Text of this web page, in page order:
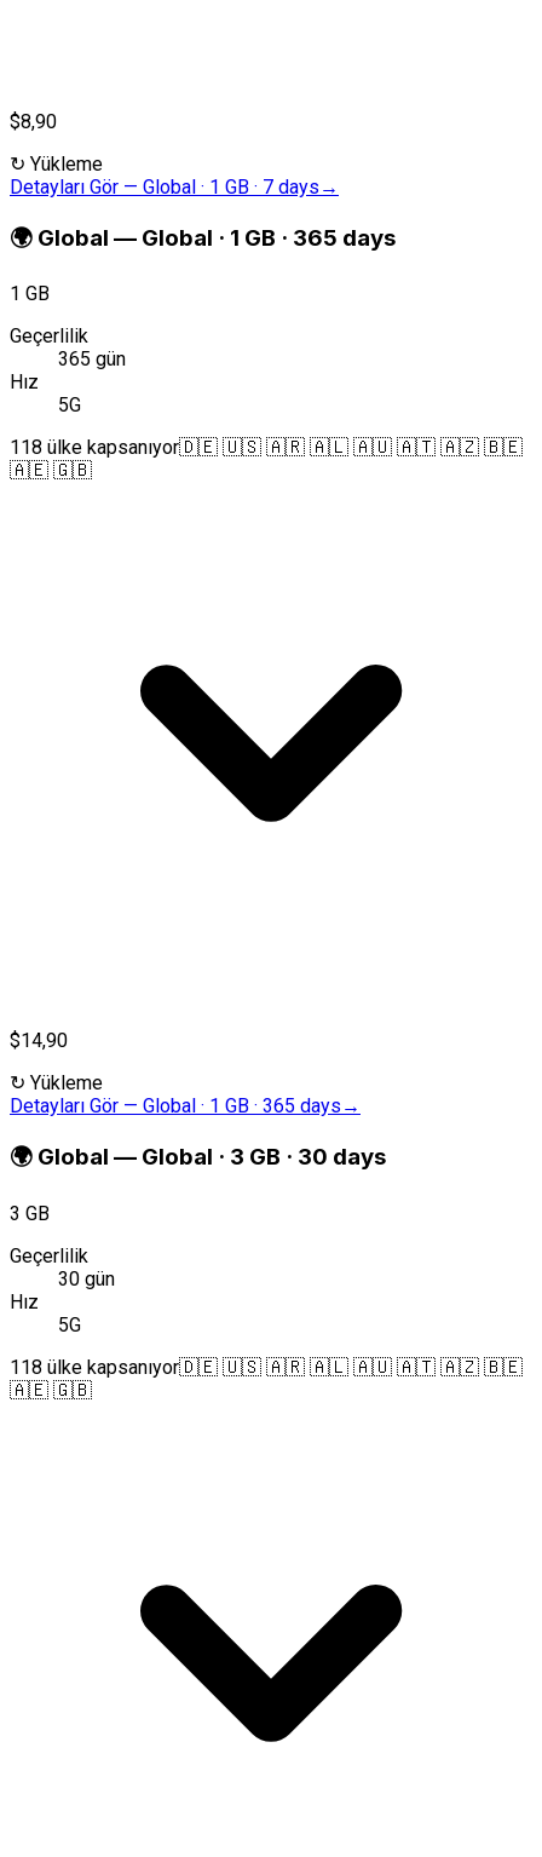
$8,90
↻ Yükleme
Detayları Gör — Global · 1 GB · 7 days →
🌍 Global — Global · 1 GB · 365 days
1 GB
Geçerlilik
365 gün
Hız
5G
118 ülke kapsanıyor🇩🇪 🇺🇸 🇦🇷 🇦🇱 🇦🇺 🇦🇹 🇦🇿 🇧🇪
🇦🇪 🇬🇧
$14,90
↻ Yükleme
Detayları Gör — Global · 1 GB · 365 days →
🌍 Global — Global · 3 GB · 30 days
3 GB
Geçerlilik
30 gün
Hız
5G
118 ülke kapsanıyor🇩🇪 🇺🇸 🇦🇷 🇦🇱 🇦🇺 🇦🇹 🇦🇿 🇧🇪
🇦🇪 🇬🇧